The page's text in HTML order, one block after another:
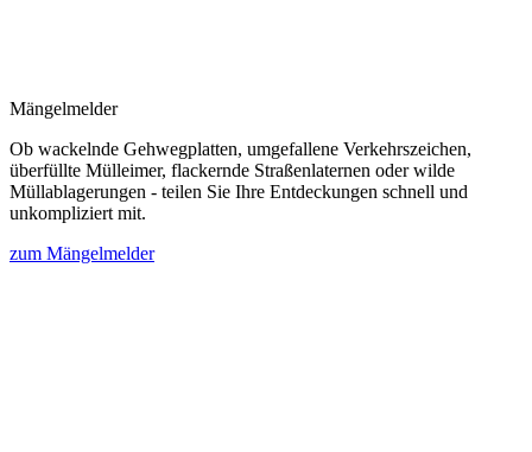
Mängelmelder
Ob wackelnde Gehwegplatten, umgefallene Verkehrszeichen,
überfüllte Mülleimer, flackernde Straßenlaternen oder wilde
Müllablagerungen - teilen Sie Ihre Entdeckungen schnell und
unkompliziert mit.
zum Mängelmelder